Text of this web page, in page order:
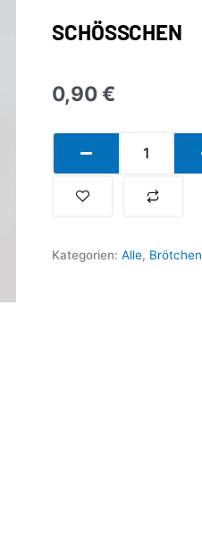
SCHÖSSCHEN
0,90€
Menge
Kategorien: Alle, Brötchen